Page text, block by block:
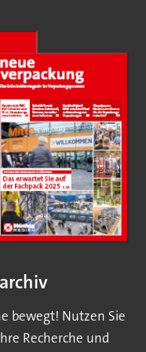
bewegt! Nutzen Sie
Recherche und